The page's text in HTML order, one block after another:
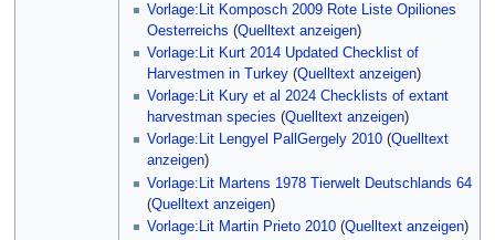
Vorlage:Lit Komposch 2009 Rote Liste Opiliones
Oesterreichs (Quelltext anzeigen)
Vorlage:Lit Kurt 2014 Updated Checklist of
Harvestmen in Turkey (Quelltext anzeigen)
Vorlage:Lit Kury et al 2024 Checklists of extant
harvestman species (Quelltext anzeigen)
Vorlage:Lit Lengyel PallGergely 2010 (Quelltext
anzeigen)
Vorlage:Lit Martens 1978 Tierwelt Deutschlands 64
(Quelltext anzeigen)
Vorlage:Lit Martin Prieto 2010 (Quelltext anzeigen)